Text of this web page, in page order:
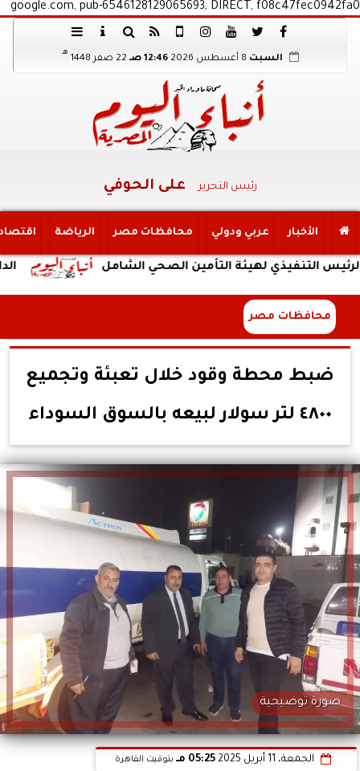
google.com, pub-6546128129065693, DIRECT, f08c47fec0942fa0
السبت 12:46 صـ 22 صفر 1448
هـ
رئيس التحرير على الحوفي
الأخبار عربي ودولي محافظات مصر الرياضة
الداخلية: لهيئة التأمين الصحي الشامل
محافظات مصر
ضبط محطة وقود خلال تعبئة وتجميع
٤٨٠٠ لتر سولار لبيعه بالسوق السوداء
صورة توضيحية
الجمعة، 11 أبريل 2025 05:25 مـ بتوقيت القاهرة